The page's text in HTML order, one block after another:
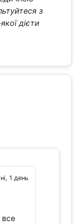
з
дієти
1 день